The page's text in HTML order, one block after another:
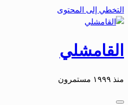
التخطي إلى المحتوى
القامشلي
منذ ١٩٩٩ مستمرون